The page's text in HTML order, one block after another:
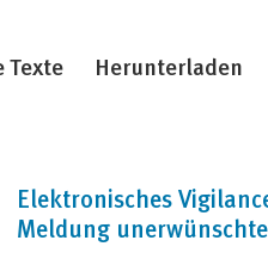
Texte Herunterladen
Elektronisches
Meldung